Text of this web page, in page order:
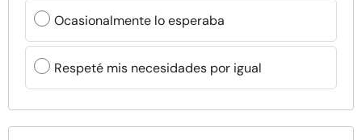
Ocasionalmente lo esperaba
Respeté mis necesidades por igual